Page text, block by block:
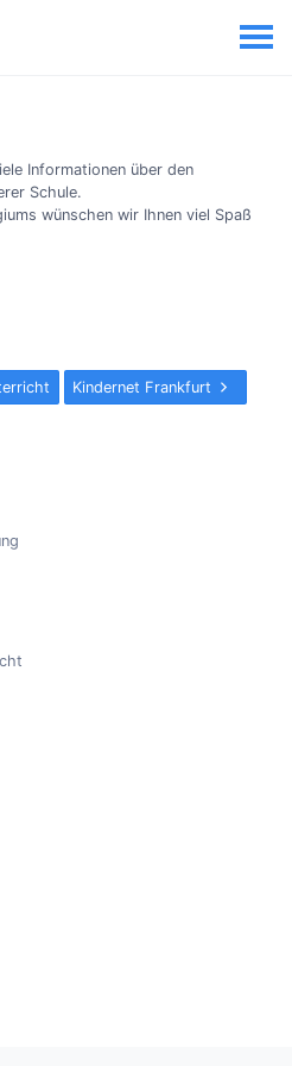
Informationen über den
Schule.
wünschen wir Ihnen viel Spaß
Kindernet Frankfurt